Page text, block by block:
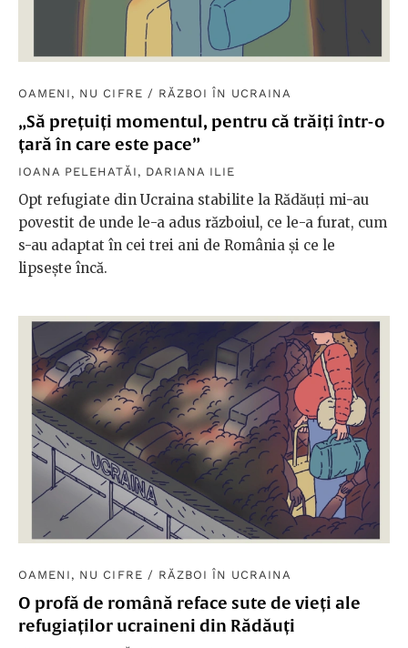
OAMENI, NU CIFRE / RĂZBOI ÎN UCRAINA
„Să prețuiți momentul, pentru că trăiți într-o
țară în care este pace”
IOANA PELEHATĂI , DARIANA ILIE
Opt refugiate din Ucraina stabilite la Rădăuți mi-au
povestit de unde le-a adus războiul, ce le-a furat, cum
s-au adaptat în cei trei ani de România și ce le
lipsește încă.
OAMENI, NU CIFRE / RĂZBOI ÎN UCRAINA
O profă de română reface sute de vieți ale
refugiaților ucraineni din Rădăuți